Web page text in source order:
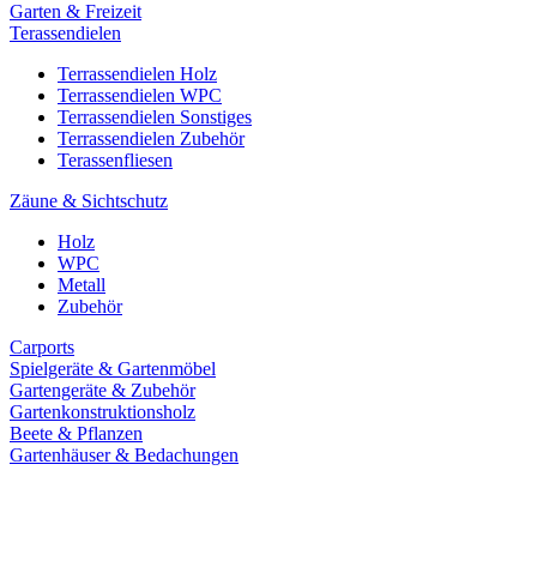
Garten & Freizeit
Terassendielen
Terrassendielen Holz
Terrassendielen WPC
Terrassendielen Sonstiges
Terrassendielen Zubehör
Terassenfliesen
Zäune & Sichtschutz
Holz
WPC
Metall
Zubehör
Carports
Spielgeräte & Gartenmöbel
Gartengeräte & Zubehör
Gartenkonstruktionsholz
Beete & Pflanzen
Gartenhäuser & Bedachungen